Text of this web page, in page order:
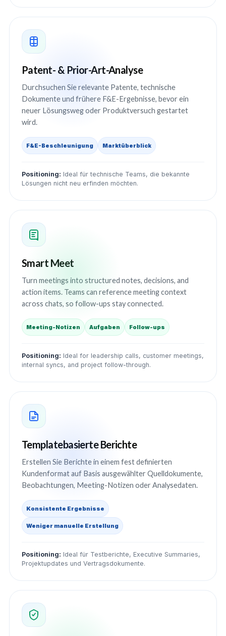
Patent- & Prior-Art-Analyse
Durchsuchen Sie relevante Patente, technische
Dokumente und frühere F&E-Ergebnisse, bevor ein
neuer Lösungsweg oder Produktversuch gestartet
wird.
F&E-Beschleunigung Marktüberblick
Positioning: Ideal für technische Teams, die bekannte
Lösungen nicht neu erfinden möchten.
Smart Meet
Turn meetings into structured notes, decisions, and
action items. Teams can reference meeting context
across chats, so follow-ups stay connected.
Meeting-Notizen Aufgaben Follow-ups
Positioning: Ideal for leadership calls, customer meetings,
internal syncs, and project follow-through.
Templatebasierte Berichte
Erstellen Sie Berichte in einem fest definierten
Kundenformat auf Basis ausgewählter Quelldokumente,
Beobachtungen, Meeting-Notizen oder Analysedaten.
Konsistente Ergebnisse
Weniger manuelle Erstellung
Positioning: Ideal für Testberichte, Executive Summaries,
Projektupdates und Vertragsdokumente.